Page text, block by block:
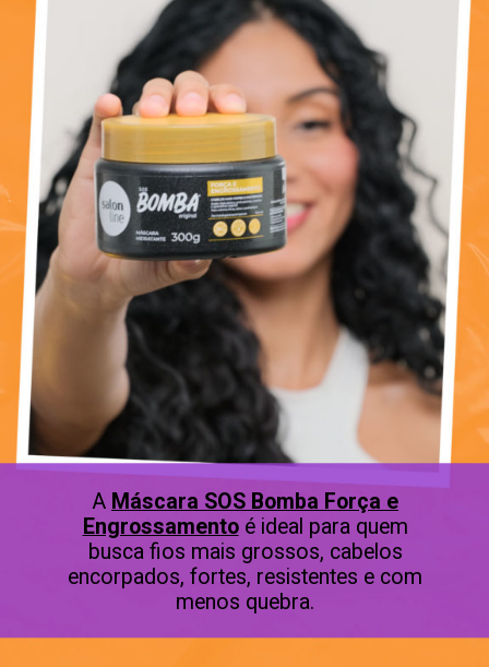
A Máscara SOS Bomba Força e
Engrossamentoé ideal para quem
busca fios mais grossos, cabelos
encorpados, fortes, resistentes e com
menos quebra.